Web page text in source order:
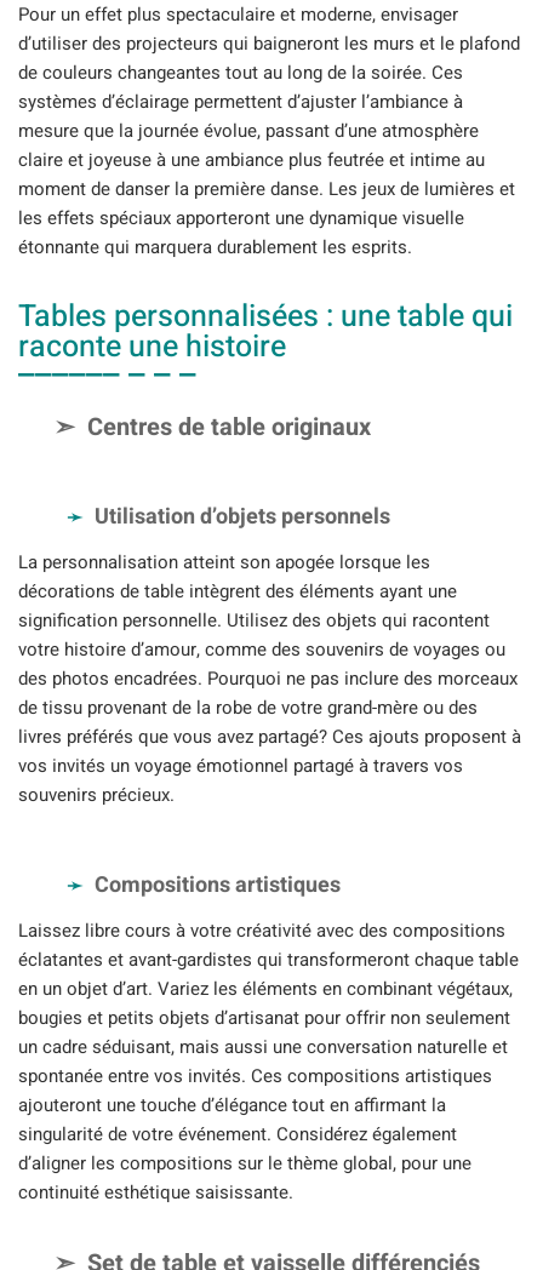
Pour un effet plus spectaculaire et moderne, envisager
d’utiliser des projecteurs qui baigneront les murs et le plafond
de couleurs changeantes tout au long de la soirée. Ces
systèmes d’éclairage permettent d’ajuster l’ambiance à
mesure que la journée évolue, passant d’une atmosphère
claire et joyeuse à une ambiance plus feutrée et intime au
moment de danser la première danse. Les jeux de lumières et
les effets spéciaux apporteront une dynamique visuelle
étonnante qui marquera durablement les esprits.
Tables personnalisées : une table qui
raconte une histoire
Centres de table originaux
Utilisation d’objets personnels
La personnalisation atteint son apogée lorsque les
décorations de table intègrent des éléments ayant une
signification personnelle. Utilisez des objets qui racontent
votre histoire d’amour, comme des souvenirs de voyages ou
des photos encadrées. Pourquoi ne pas inclure des morceaux
de tissu provenant de la robe de votre grand-mère ou des
livres préférés que vous avez partagé? Ces ajouts proposent à
vos invités un voyage émotionnel partagé à travers vos
souvenirs précieux.
Compositions artistiques
Laissez libre cours à votre créativité avec des compositions
éclatantes et avant-gardistes qui transformeront chaque table
en un objet d’art. Variez les éléments en combinant végétaux,
bougies et petits objets d’artisanat pour offrir non seulement
un cadre séduisant, mais aussi une conversation naturelle et
spontanée entre vos invités. Ces compositions artistiques
ajouteront une touche d’élégance tout en affirmant la
singularité de votre événement. Considérez également
d’aligner les compositions sur le thème global, pour une
continuité esthétique saisissante.